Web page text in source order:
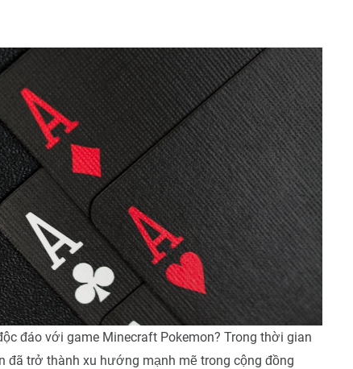
đáo với game Minecraft Pokemon? Trong thời gian
đã trở thành xu hướng mạnh mẽ trong cộng đồng